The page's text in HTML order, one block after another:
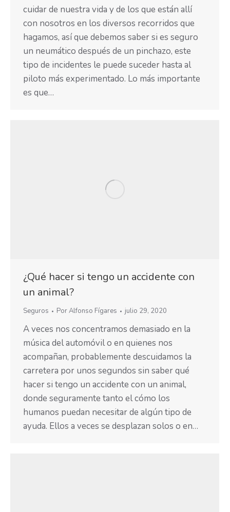
cuidar de nuestra vida y de los que están allí
con nosotros en los diversos recorridos que
hagamos, así que debemos saber si es seguro
un neumático después de un pinchazo, este
tipo de incidentes le puede suceder hasta al
piloto más experimentado. Lo más importante
es que…
¿Qué hacer si tengo un accidente con
un animal?
Seguros PorAlfonso Fígares julio 29, 2020
A veces nos concentramos demasiado en la
música del automóvil o en quienes nos
acompañan, probablemente descuidamos la
carretera por unos segundos sin saber qué
hacer si tengo un accidente con un animal,
donde seguramente tanto el cómo los
humanos puedan necesitar de algún tipo de
ayuda. Ellos a veces se desplazan solos o en…